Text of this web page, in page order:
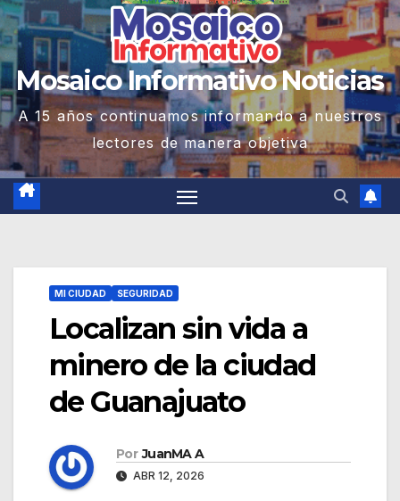
Mosaico Informativo Noticias
A 15 años continuamos informando a nuestros
lectores de manera objetiva
MI CIUDAD SEGURIDAD
Localizan sin vida a
minero de la ciudad
de Guanajuato
Por JuanMA A
ABR 12, 2026